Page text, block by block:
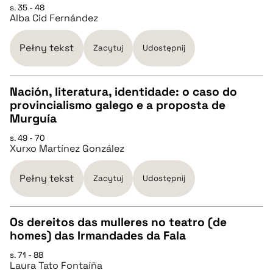
pobierz cytat
BIBTEX
pobierz cytat
s. 35 - 48
Alba Cid Fernández
Pełny tekst Zacytuj Udostępnij
CZYSTY TEKST
pobierz cytat
BIBTEX
pobierz cytat
Nación, literatura, identidade: o caso do
provincialismo galego e a proposta de
Murguía
s. 49 - 70
Xurxo Martínez González
Pełny tekst Zacytuj Udostępnij
CZYSTY TEKST
Os dereitos das mulleres no teatro (de
homes) das Irmandades da Fala
s. 71 - 88
Laura Tato Fontaíña